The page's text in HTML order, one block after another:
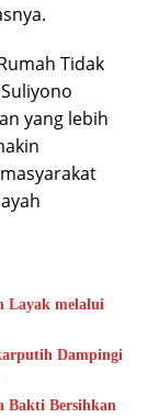
Tidak
yang lebih
Layak melalui
Dampingi
Bakti Bersihkan